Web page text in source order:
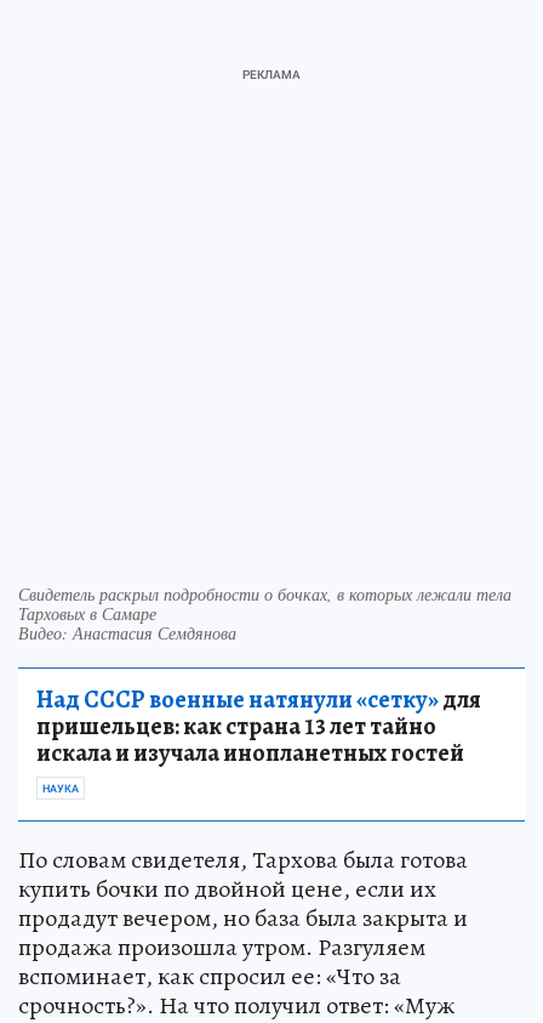
Свидетель раскрыл подробности о бочках, в которых лежали тела
Тарховых в Самаре
Видео: Анастасия Семдянова
Над СССР военные натянули «сетку»для
пришельцев: как страна 13 лет тайно
искала и изучала инопланетных гостей
НАУКА
По словам свидетеля, Тархова была готова
купить бочки по двойной цене, если их
продадут вечером, но база была закрыта и
продажа произошла утром. Разгуляем
вспоминает, как спросил ее: «Что за
срочность?». На что получил ответ: «Муж